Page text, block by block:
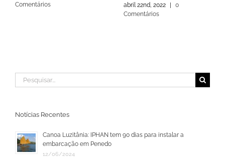
Comentários
abril 22nd, 2022
0
Comentários
Buscar
resultados
Notícias Recentes
Canoa Luzitânia: IPHAN tem 90 dias para instalar a
embarcação em Penedo
12/06/2024